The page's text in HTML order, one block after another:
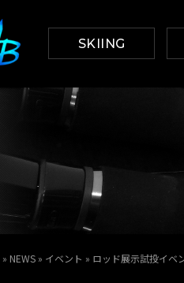
SKIING
» NEWS » イベント » ロッド展示試投イベ